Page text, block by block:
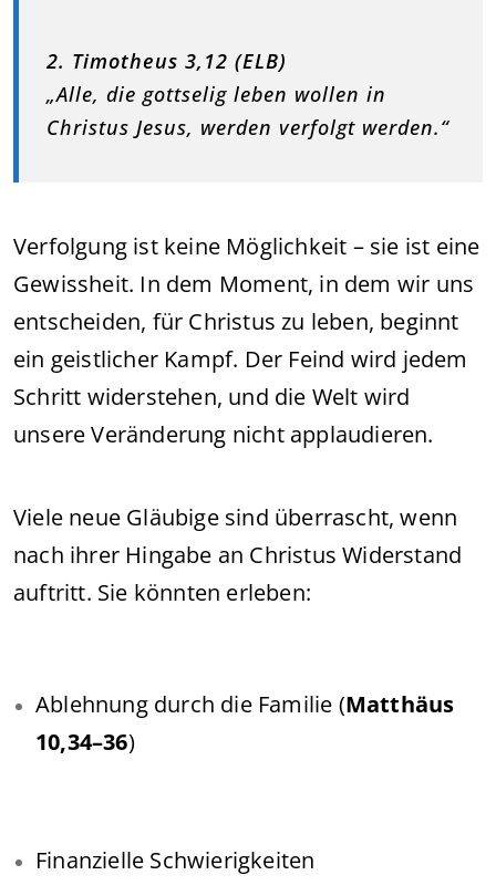
2. Timotheus 3,12 (ELB)
„Alle, die gottselig leben wollen in
Christus Jesus, werden verfolgt werden.“
Verfolgung ist keine Möglichkeit – sie ist eine
Gewissheit. In dem Moment, in dem wir uns
entscheiden, für Christus zu leben, beginnt
ein geistlicher Kampf. Der Feind wird jedem
Schritt widerstehen, und die Welt wird
unsere Veränderung nicht applaudieren.
Viele neue Gläubige sind überrascht, wenn
nach ihrer Hingabe an Christus Widerstand
auftritt. Sie könnten erleben:
Ablehnung durch die Familie (Matthäus
10,34–36)
Finanzielle Schwierigkeiten